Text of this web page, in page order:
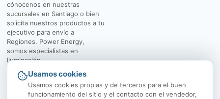
cónocenos en nuestras
sucursales en Santiago o bien
solicita nuestros productos a tu
ejecutivo para envío a
Regiones. Power Energy,
somos especialistas en
Iluminación.
El Rosal 4547, Huechuraba
Usamos cookies
Usamos cookies propias y de terceros para el buen
funcionamiento del sitio y el contacto con el vendedor,